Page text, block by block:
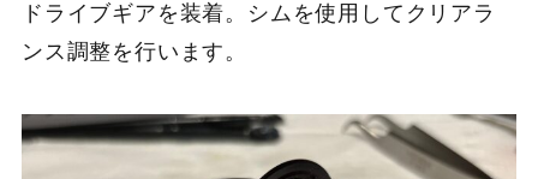
ドライブギアを装着。シムを使用してクリアラ
ンス調整を行います。